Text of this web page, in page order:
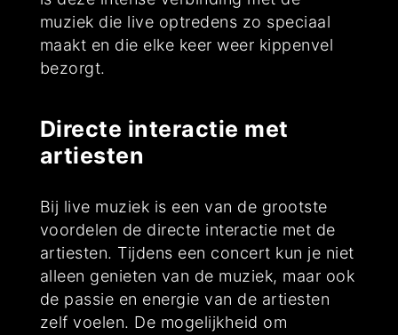
muziek die live optredens zo speciaal
maakt en die elke keer weer kippenvel
bezorgt.
Directe interactie met
artiesten
Bij live muziek is een van de grootste
voordelen de directe interactie met de
artiesten. Tijdens een concert kun je niet
alleen genieten van de muziek, maar ook
de passie en energie van de artiesten
zelf voelen. De mogelijkheid om